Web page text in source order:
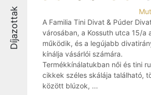
Díjazottak
A Familia Tini Divat & Púder
városában, a Kossuth utca 15/a
működik, és a legújabb
kínálja vásárlói számára.
Termékkínálatukban női és tini
cikkek széles skálája található,
között blúzok, ...